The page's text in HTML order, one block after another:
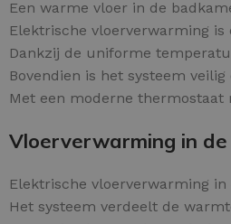
Een warme vloer in de
Elektrische vloerverwarming
Dankzij de uniforme
Bovendien is het systeem
Met een moderne
Vloerverwarming in
Elektrische vloerverwarming
Het systeem verdeelt de